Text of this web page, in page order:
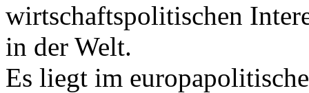
wirtschaftspolitischen
in der Welt.
Es liegt im